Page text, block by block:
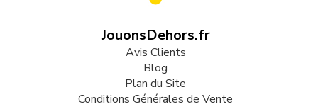
JouonsDehors.fr
Avis Clients
Blog
Plan du Site
Conditions Générales de Vente